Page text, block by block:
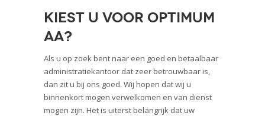
Kiest u voor Optimum
AA?
Als u op zoek bent naar een goed en betaalbaar
administratiekantoor dat zeer betrouwbaar is,
dan zit u bij ons goed. Wij hopen dat wij u
binnenkort mogen verwelkomen en van dienst
mogen zijn. Het is uiterst belangrijk dat uw